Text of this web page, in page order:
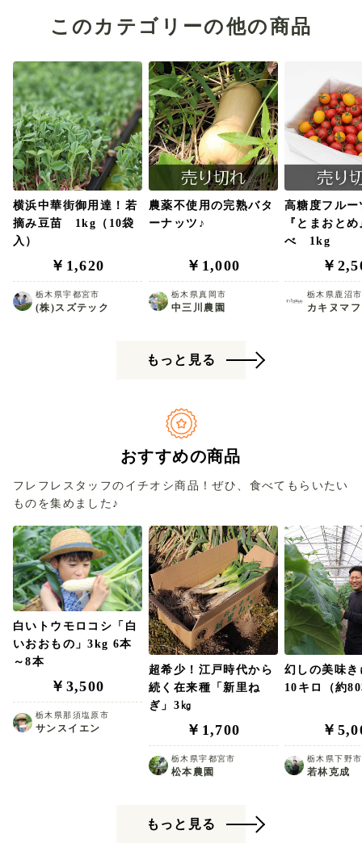
このカテゴリーの他の商品
横浜中華街御用達！若
摘み豆苗 1kg（10袋
入）
￥1,620
栃木県宇都宮市
(株)スズテック
農薬不使用の完熟バタ
ーナッツ♪
￥1,000
栃木県真岡市
中三川農園
高糖度フルー
『とまおと
べ 1kg
￥
栃木県鹿沼市
カキヌマ
もっと見る
おすすめの商品
フレフレスタッフのイチオシ商品！ぜひ、食べてもらいたい
ものを集めました♪
白いトウモロコシ「白
いおおもの」3kg 6本
～8本
￥3,500
栃木県那須塩原市
サンスイエン
超希少！江戸時代から
続く在来種「新里ね
ぎ」3㎏
￥1,700
栃木県宇都宮市
松本農園
幻しの美味
10キロ（約
￥
栃木県下野市
若林克成
もっと見る